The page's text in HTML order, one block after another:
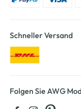
Schneller Versand
Folgen Sie AWG